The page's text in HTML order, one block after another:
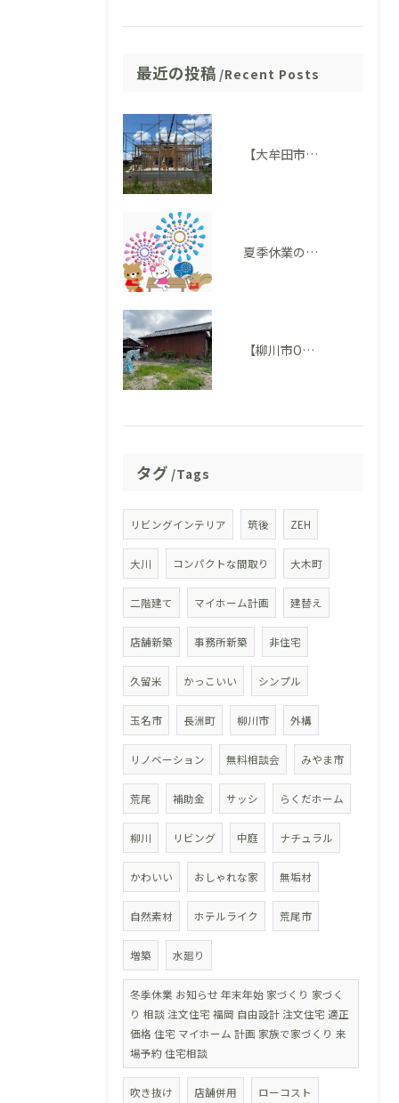
最近の投稿 Recent Posts
【大牟田市 T様邸】上棟を迎えました！いよいよ住まいの形が見えてきました
夏季休業のお知らせ
【柳川市O様邸】地鎮祭を執り行いました。いよいよ家づくりがスタートします！
タグ Tags
リビングインテリア 筑後 ZEH
大川 コンパクトな間取り 大木町
二階建て マイホーム計画 建替え
店舗新築 事務所新築 非住宅
久留米 かっこいい シンプル
玉名市 長洲町 柳川市 外構
リノベーション 無料相談会 みやま市
荒尾 補助金 サッシ らくだホーム
柳川 リビング 中庭 ナチュラル
かわいい おしゃれな家 無垢材
自然素材 ホテルライク 荒尾市
増築 水廻り
冬季休業 お知らせ 年末年始 家づくり 家づく
り 相談 注文住宅 福岡 自由設計 注文住宅 適正
価格 住宅 マイホーム 計画 家族で家づくり 来
場予約 住宅相談
吹き抜け 店舗併用 ローコスト